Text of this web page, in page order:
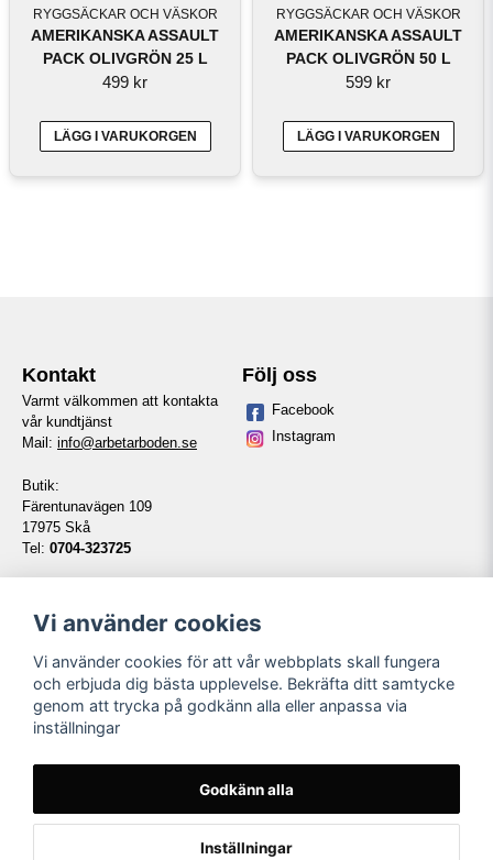
RYGGSÄCKAR OCH VÄSKOR
AMERIKANSKA ASSAULT
PACK OLIVGRÖN 25 L
499 kr
LÄGG I VARUKORGEN
RYGGSÄCKAR OCH VÄSKOR
AMERIKANSKA ASSAULT
PACK OLIVGRÖN 50 L
599 kr
LÄGG I VARUKORGEN
Kontakt
Varmt välkommen att kontakta
vår kundtjänst
Mail: info@arbetarboden.se
Butik:
Färentunavägen 109
17975 Skå
Tel: 0704-323725
14:00-16:00
Följ oss
Facebook
Instagram
Information
Kontakt
Köpvillkor
Våra partners
Vi använder cookies
Vi använder cookies för att vår webbplats skall fungera
och erbjuda dig bästa upplevelse. Bekräfta ditt samtycke
genom att trycka på godkänn alla eller anpassa via
inställningar
Godkänn alla
Inställningar